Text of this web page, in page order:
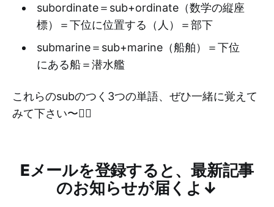
subordinate＝sub+ordinate（数学の縦座
標）＝下位に位置する（人）＝部下
submarine＝sub+marine（船舶）＝下位
にある船＝潜水艦
これらのsubのつく3つの単語、ぜひ一緒に覚えて
みて下さい〜👍🏻
Eメールを登録すると、最新記事
のお知らせが届くよ↓